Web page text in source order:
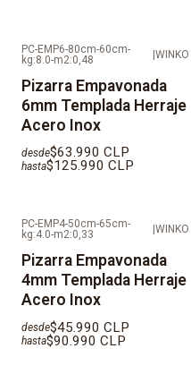
PC-EMP6-80cm-60cm-
kg:8.0-m2:0,48
|WINKO
Pizarra Empavonada
6mm Templada Herraje
Acero Inox
desde$63.990 CLP
hasta$125.990 CLP
PC-EMP4-50cm-65cm-
kg:4.0-m2:0,33
WINKO
Pizarra Empavonada
4mm Templada Herraje
Acero Inox
desde$45.990 CLP
hasta$90.990 CLP